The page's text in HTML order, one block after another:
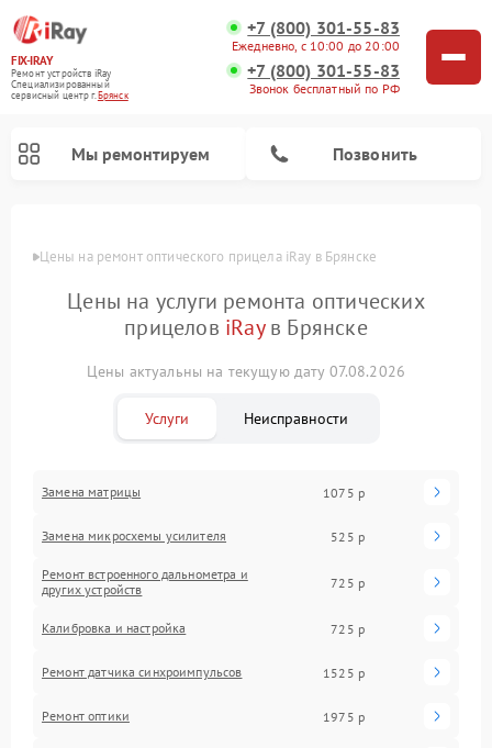
FIX-IRAY
Ремонт устройств iRay
Специализированный
cервисный центр г.Брянск
+7 (800) 301-55-83
Ежедневно, с 10:00 до 20:00
+7 (800) 301-55-83
Звонок бесплатный по РФ
Мы ремонтируем Позвонить
Цены на ремонт оптического прицела iRay в Брянске
Цены на услуги ремонта оптических
прицелов iRayв Брянске
Цены актуальны на текущую дату 07.08.2026
Услуги Неисправности
Замена матрицы 1075 р
Замена микросхемы усилителя 525 р
Ремонт встроенного дальнометра и
других устройств
725 р
Калибровка и настройка 725 р
Ремонт датчика синхроимпульсов 1525 р
Ремонт оптики 1975 р